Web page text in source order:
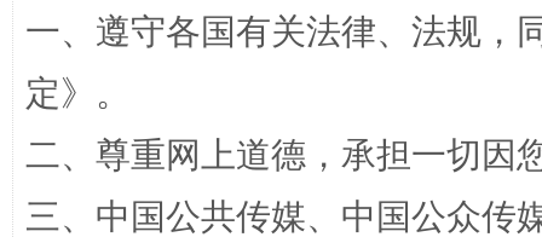
一、遵守各国有关法律、法规，
定》。
二、尊重网上道德，承担一切因
三、中国公共传媒、中国公众传